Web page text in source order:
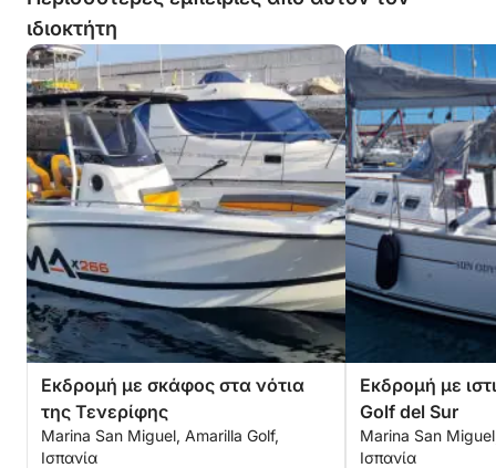
ιδιοκτήτη
Εκδρομή με σκάφος στα νότια
της Τενερίφης
Marina San Miguel, Amarilla Golf,
Ισπανία
Εκδρομή με
Golf del Sur
Marina San
Ισπανία